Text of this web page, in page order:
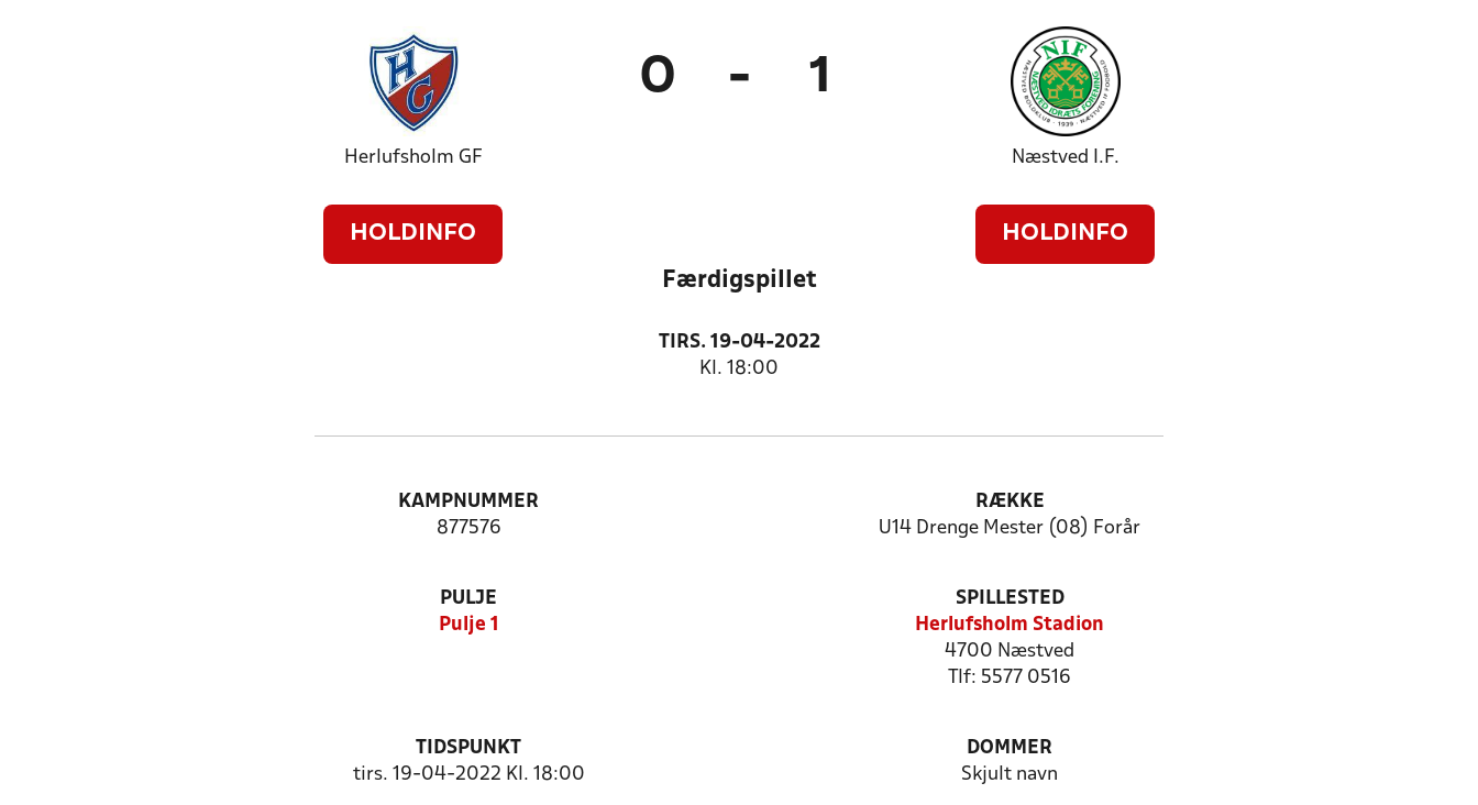
Herlufsholm GF
HOLDINFO
0 - 1
Næstved I.F.
HOLDINFO
Færdigspillet
TIRS. 19-04-2022
Kl. 18:00
KAMPNUMMER
877576
RÆKKE
U14 Drenge Mester (08) Forår
PULJE
Pulje 1
SPILLESTED
Herlufsholm Stadion
4700 Næstved
Tlf: 5577 0516
TIDSPUNKT
tirs. 19-04-2022 Kl. 18:00
DOMMER
Skjult navn